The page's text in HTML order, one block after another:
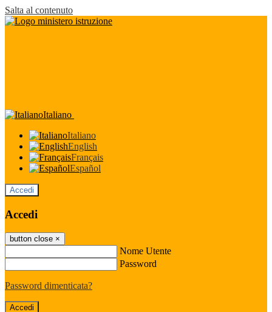
Salta al contenuto
Italiano
Italiano
English
Français
Español
Accedi
Accedi
button close ×
Nome Utente
Password
Password dimenticata?